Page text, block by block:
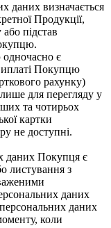
даних визначається
Продукції,
підстав
одночасно є
Покупцю
рахунку)
для перегляду у
та чотирьох
картки
не доступні.
даних Покупця є
листування з
даних
даних
коли